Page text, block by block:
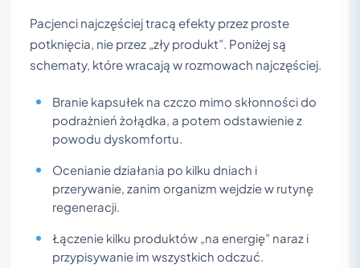
Pacjenci najczęściej tracą efekty przez proste
potknięcia, nie przez „zły produkt”. Poniżej są
schematy, które wracają w rozmowach najczęściej.
Branie kapsułek na czczo mimo skłonności do
podrażnień żołądka, a potem odstawienie z
powodu dyskomfortu.
Ocenianie działania po kilku dniach i
przerywanie, zanim organizm wejdzie w rutynę
regeneracji.
Łączenie kilku produktów „na energię” naraz i
przypisywanie im wszystkich odczuć.